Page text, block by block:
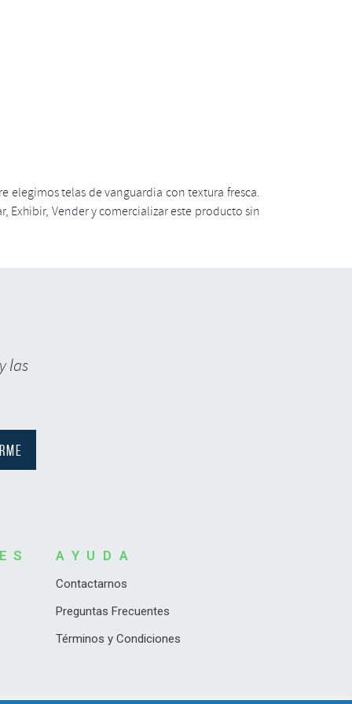
elegimos telas de vanguardia con textura fresca.
Vender y comercializar este producto sin
las
AYUDA
Contactarnos
Preguntas Frecuentes
Términos y Condiciones